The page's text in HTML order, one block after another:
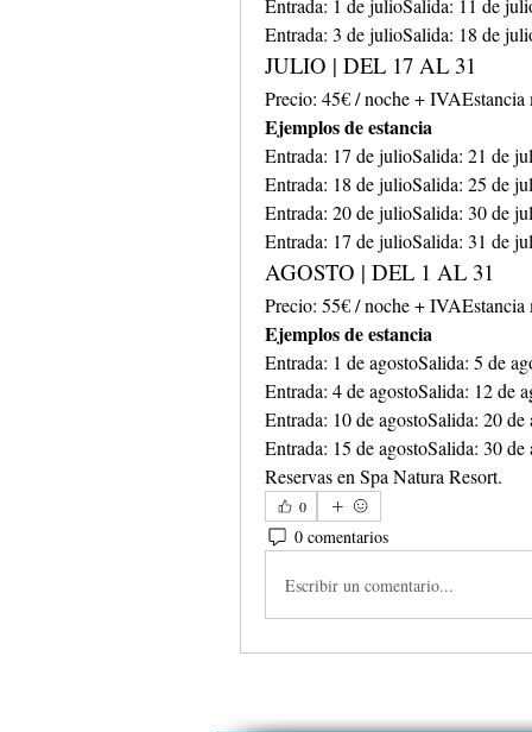
Entrada: 1 de julioSalida: 11 de
Entrada: 3 de julioSalida: 18 de
JULIO | DEL 17 AL 31
Precio: 45€ / noche + IVAEstancia
Ejemplos de estancia
Entrada: 17 de julioSalida: 21 de
Entrada: 18 de julioSalida: 25 de
Entrada: 20 de julioSalida: 30 de
Entrada: 17 de julioSalida: 31 de
AGOSTO | DEL 1 AL 31
Precio: 55€ / noche + IVAEstancia
Ejemplos de estancia
Entrada: 1 de agostoSalida: 5 de
Entrada: 4 de agostoSalida: 12 de
Entrada: 10 de agostoSalida: 20
Entrada: 15 de agostoSalida: 30
Reservas en Spa Natura Resort.
0
0 comentarios
Escribir un comentario...